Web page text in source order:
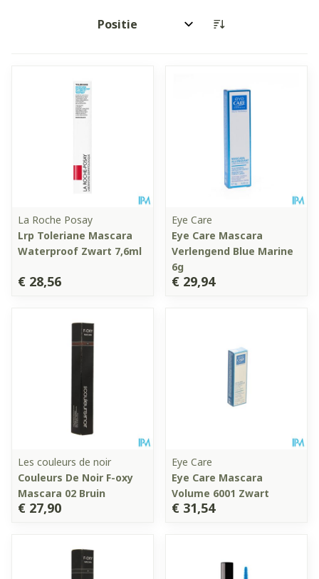
Sorteer op:
La Roche Posay
Lrp Toleriane Mascara
Waterproof Zwart 7,6ml
€ 28,56
Eye Care
Eye Care Mascara
Verlengend Blue Marine
6g
€ 29,94
Les couleurs de noir
Couleurs De Noir F-oxy
Mascara 02 Bruin
€ 27,90
Eye Care
Eye Care Mascara
Volume 6001 Zwart
€ 31,54